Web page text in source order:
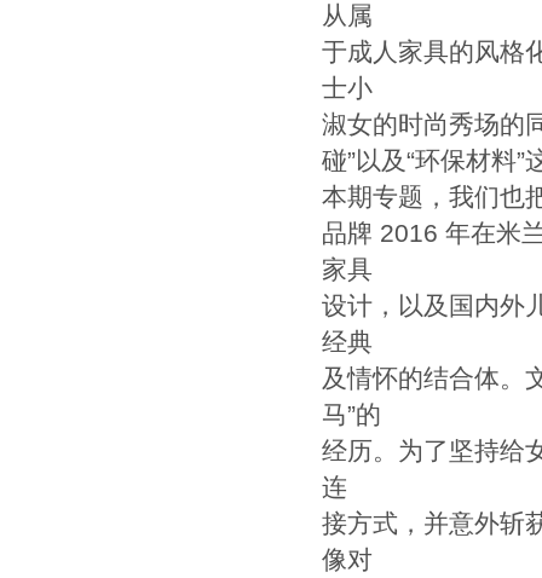
从属
于成人家具的风格
士小
淑女的时尚秀场的
碰”以及“环保材料
本期专题，我们也
品牌 2016 年在米
家具
设计，以及国内外
经典
及情怀的结合体。
马”的
经历。为了坚持给
连
接方式，并意外斩
像对